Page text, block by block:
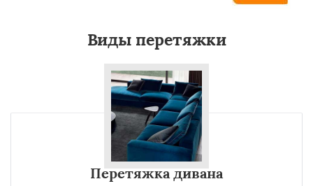
Виды перетяжки
Перетяжка дивана